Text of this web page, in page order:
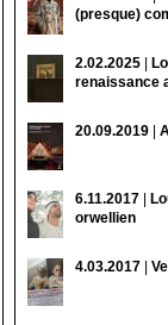
(presque)
2.02.2025
renaissance
20.09.2019
6.11.2017
orwellien
4.03.2017